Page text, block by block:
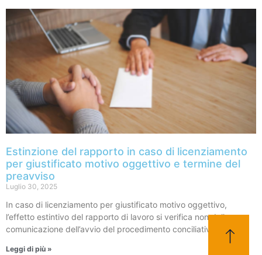
Estinzione del rapporto in caso di licenziamento
per giustificato motivo oggettivo e termine del
preavviso
Luglio 30, 2025
In caso di licenziamento per giustificato motivo oggettivo,
l’effetto estintivo del rapporto di lavoro si verifica non dalla
comunicazione dell’avvio del procedimento conciliativo, ma dal
Leggi di più »